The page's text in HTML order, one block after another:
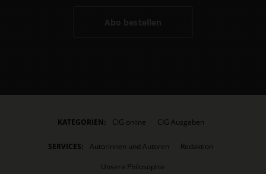
Abo bestellen
KATEGORIEN: CIG online CIG Ausgaben
SERVICES: Autorinnen und Autoren
Redaktion
Unsere Philosophie